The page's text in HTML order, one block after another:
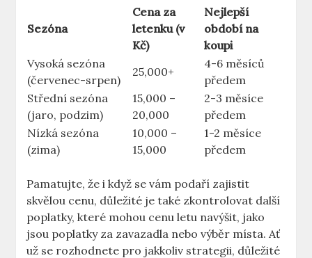
Sezóna
Cena za
letenku (v
Kč)
Nejlepší
období na
koupi
Vysoká sezóna
(červenec-srpen)
25,000+
4-6 měsíců
předem
Střední sezóna
(jaro, podzim)
15,000 –
20,000
2-3 měsíce
předem
Nízká sezóna
(zima)
10,000 –
15,000
1-2 měsíce
předem
Pamatujte, že i když se vám podaří zajistit
skvělou cenu, důležité je také zkontrolovat další
poplatky, které mohou cenu letu navýšit, jako
jsou poplatky za zavazadla nebo výběr místa. Ať
už se rozhodnete pro jakkoliv strategii, důležité